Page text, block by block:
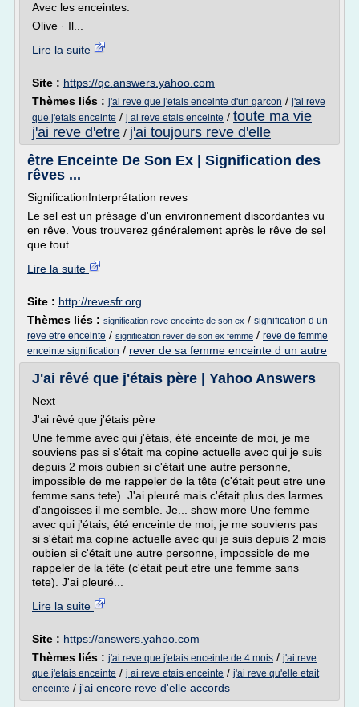
Avec les enceintes.
Olive · Il...
Lire la suite
Site : https://qc.answers.yahoo.com
Thèmes liés : j'ai reve que j'etais enceinte d'un garcon / j'ai reve
que j'etais enceinte / j ai reve etais enceinte / toute ma vie
j'ai reve d'etre / j'ai toujours reve d'elle
être Enceinte De Son Ex | Signification des
rêves ...
SignificationInterprétation reves
Le sel est un présage d'un environnement discordantes vu
en rêve. Vous trouverez généralement après le rêve de sel
que tout...
Lire la suite
Site : http://revesfr.org
Thèmes liés : signification reve enceinte de son ex / signification d un
reve etre enceinte / signification rever de son ex femme / reve de femme
enceinte signification / rever de sa femme enceinte d un autre
J'ai rêvé que j'étais père | Yahoo Answers
Next
J'ai rêvé que j'étais père
Une femme avec qui j'étais, été enceinte de moi, je me
souviens pas si s'était ma copine actuelle avec qui je suis
depuis 2 mois oubien si c'était une autre personne,
impossible de me rappeler de la tête (c'était peut etre une
femme sans tete). J'ai pleuré mais c'était plus des larmes
d'angoisses il me semble. Je... show more Une femme
avec qui j'étais, été enceinte de moi, je me souviens pas
si s'était ma copine actuelle avec qui je suis depuis 2 mois
oubien si c'était une autre personne, impossible de me
rappeler de la tête (c'était peut etre une femme sans
tete). J'ai pleuré...
Lire la suite
Site : https://answers.yahoo.com
Thèmes liés : j'ai reve que j'etais enceinte de 4 mois / j'ai reve
que j'etais enceinte / j ai reve etais enceinte / j'ai reve qu'elle etait
enceinte / j'ai encore reve d'elle accords